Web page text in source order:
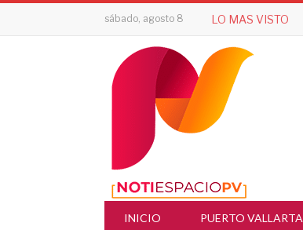
sábado, agosto 8 LO MAS VISTO
INICIO PUERTO VALLARTA